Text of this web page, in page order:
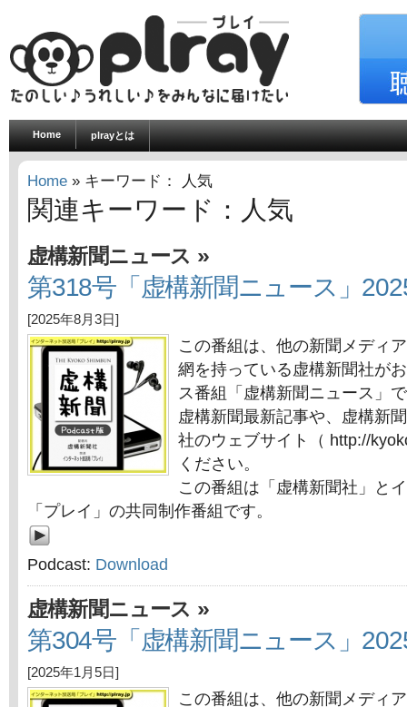
Home plrayとは
Home » キーワード： 人気
関連キーワード：人気
虚構新聞ニュース »
第318号「虚構新聞ニュース」
[2025年8月3日]
この番組は、他の新聞メディ
網を持っている虚構新聞社が
ス番組「虚構新聞ニュース」
虚構新聞最新記事や、虚構新
社のウェブサイト（ http://
ください。
この番組は「虚構新聞社」と
「プレイ」の共同制作番組です。
Podcast: Download
虚構新聞ニュース »
第304号「虚構新聞ニュース」
[2025年1月5日]
この番組は、他の新聞メディ